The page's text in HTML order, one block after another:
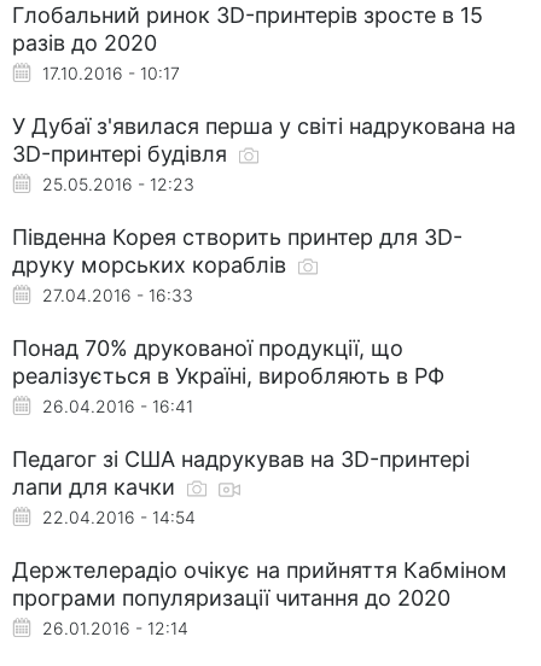
Глобальний ринок 3D-принтерів зросте в 15
разів до 2020
17.10.2016 - 10:17
У Дубаї з'явилася перша у світі надрукована на
3D-принтері будівля
25.05.2016 - 12:23
Південна Корея створить принтер для 3D-
друку морських кораблів
27.04.2016 - 16:33
Понад 70% друкованої продукції, що
реалізується в Україні, виробляють в РФ
26.04.2016 - 16:41
Педагог зі США надрукував на 3D-принтері
лапи для качки
22.04.2016 - 14:54
Держтелерадіо очікує на прийняття Кабміном
програми популяризації читання до 2020
26.01.2016 - 12:14